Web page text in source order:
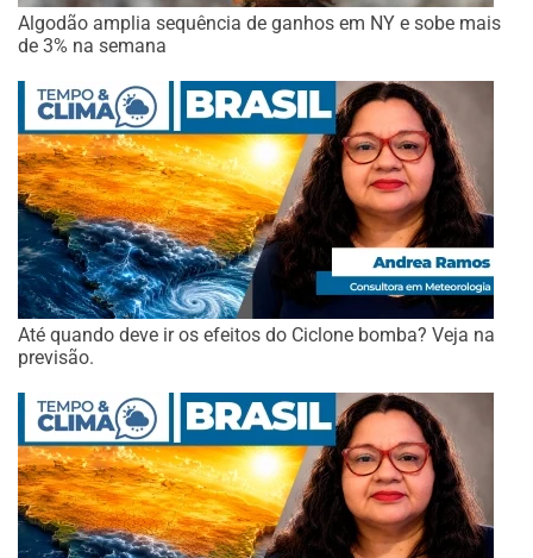
Algodão amplia sequência de ganhos em NY e sobe mais
de 3% na semana
Até quando deve ir os efeitos do Ciclone bomba? Veja na
previsão.